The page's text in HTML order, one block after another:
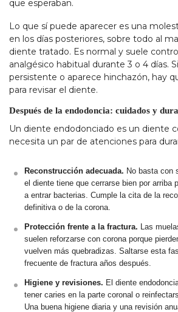
que esperaban.
Lo que sí puede aparecer es una
en los días posteriores, sobre todo al
diente tratado. Es normal y suele
analgésico habitual durante 3 o 4 días.
persistente o aparece hinchazón, hay
para revisar el diente.
Después de la endodoncia: cuidados y
Un diente endodonciado es un diente
necesita un par de atenciones para
Reconstrucción adecuada. No basta con
el diente tiene que cerrarse bien por arriba
a entrar bacterias. Cumple la cita de la
definitiva o de la corona.
Protección frente a la fractura. Las
suelen reforzarse con corona porque
vuelven más quebradizas. Saltarse esta
frecuente de fractura años después.
Higiene y revisiones. El diente
tener caries en la parte coronal o
Una buena higiene diaria y una revisión